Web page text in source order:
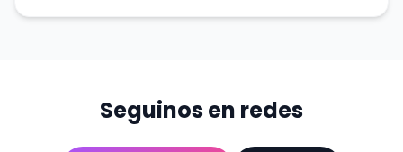
Seguinos en redes